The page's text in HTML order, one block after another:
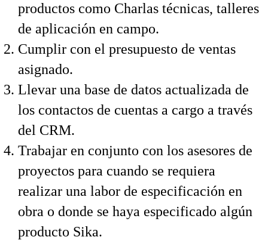
productos como Charlas técnicas, talleres
de aplicación en campo.
Cumplir con el presupuesto de ventas
asignado.
Llevar una base de datos actualizada de
los contactos de cuentas a cargo a través
del CRM.
Trabajar en conjunto con los asesores de
proyectos para cuando se requiera
realizar una labor de especificación en
obra o donde se haya especificado algún
producto Sika.